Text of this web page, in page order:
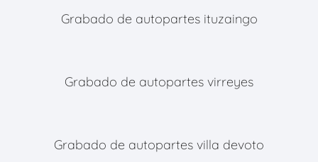
Grabado de autopartes ituzaingo
Grabado de autopartes virreyes
Grabado de autopartes villa devoto